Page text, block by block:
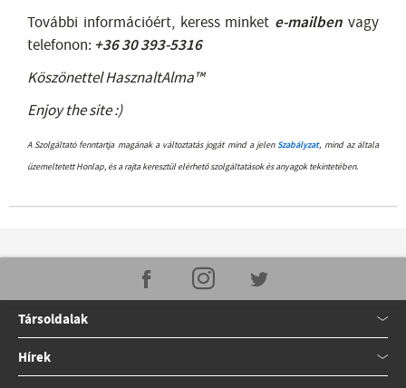
További információért, keress minket e-mailben vagy
telefonon: +36 30 393-5316
Köszönettel HasznaltAlma™
Enjoy the site :)
A Szolgáltató fenntartja magának a változtatás jogát mind a jelenSzabályzat, mind az általa
üzemeltetett Honlap, és a rajta keresztül elérhető szolgáltatások és anyagok tekintetében.
Társoldalak
Hírek